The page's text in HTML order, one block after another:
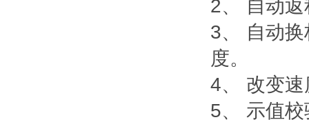
2、 自动
3、 自动
度。
4、 改变
5、 示值